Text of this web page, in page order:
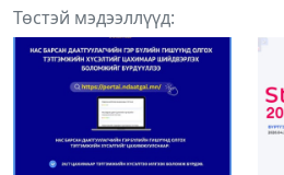
Төстэй мэдээллүүд: